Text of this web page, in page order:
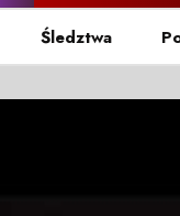
Śledztwa